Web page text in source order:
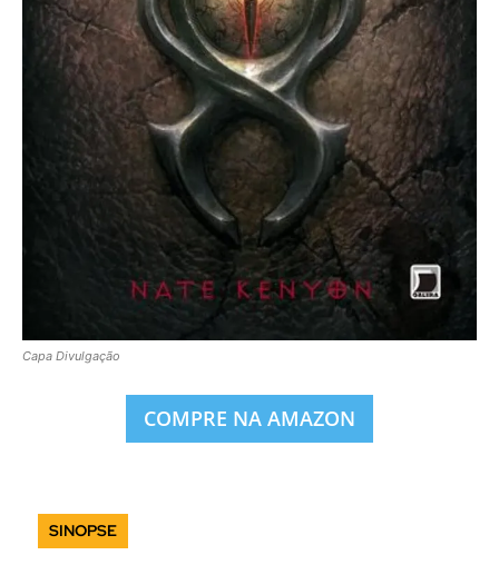
Capa Divulgação
COMPRE NA AMAZON
SINOPSE